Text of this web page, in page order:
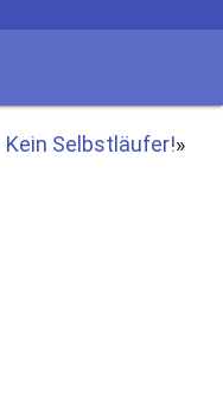
Selbstläufer!»